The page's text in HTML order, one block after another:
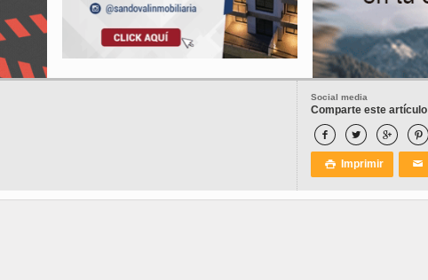
Social media
Comparte este artículo
   
 Imprimir ✉